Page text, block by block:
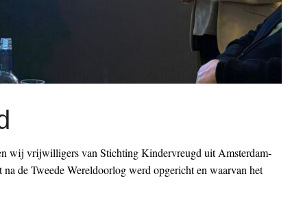
wij vrijwilligers van Stichting Kindervreugd uit Amsterdam-
de Tweede Wereldoorlog werd opgericht en waarvan het